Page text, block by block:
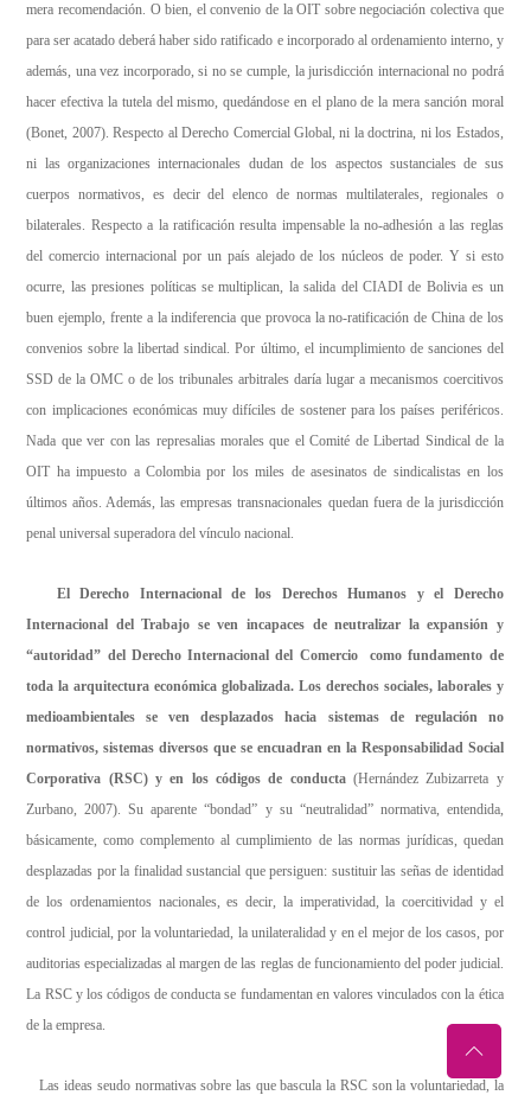
mera recomendación. O bien, el convenio de la OIT sobre negociación colectiva que
para ser acatado deberá haber sido ratificado e incorporado al ordenamiento interno, y
además, una vez incorporado, si no se cumple, la jurisdicción internacional no podrá
hacer efectiva la tutela del mismo, quedándose en el plano de la mera sanción moral
(Bonet, 2007). Respecto al Derecho Comercial Global, ni la doctrina, ni los Estados,
ni las organizaciones internacionales dudan de los aspectos sustanciales de sus
cuerpos normativos, es decir del elenco de normas multilaterales, regionales o
bilaterales. Respecto a la ratificación resulta impensable la no-adhesión a las reglas
del comercio internacional por un país alejado de los núcleos de poder. Y si esto
ocurre, las presiones políticas se multiplican, la salida del CIADI de Bolivia es un
buen ejemplo, frente a la indiferencia que provoca la no-ratificación de China de los
convenios sobre la libertad sindical. Por último, el incumplimiento de sanciones del
SSD de la OMC o de los tribunales arbitrales daría lugar a mecanismos coercitivos
con implicaciones económicas muy difíciles de sostener para los países periféricos.
Nada que ver con las represalias morales que el Comité de Libertad Sindical de la
OIT ha impuesto a Colombia por los miles de asesinatos de sindicalistas en los
últimos años. Además, las empresas transnacionales quedan fuera de la jurisdicción
penal universal superadora del vínculo nacional.
El Derecho Internacional de los Derechos Humanos y el Derecho
Internacional del Trabajo se ven incapaces de neutralizar la expansión y
“autoridad” del Derecho Internacional del Comercio como fundamento de
toda la arquitectura económica globalizada. Los derechos sociales, laborales y
medioambientales se ven desplazados hacia sistemas de regulación no
normativos, sistemas diversos que se encuadran en la Responsabilidad Social
Corporativa (RSC) y en los códigos de conducta (Hernández Zubizarreta y
Zurbano, 2007). Su aparente “bondad” y su “neutralidad” normativa, entendida,
básicamente, como complemento al cumplimiento de las normas jurídicas, quedan
desplazadas por la finalidad sustancial que persiguen: sustituir las señas de identidad
de los ordenamientos nacionales, es decir, la imperatividad, la coercitividad y el
control judicial, por la voluntariedad, la unilateralidad y en el mejor de los casos, por
auditorias especializadas al margen de las reglas de funcionamiento del poder judicial.
La RSC y los códigos de conducta se fundamentan en valores vinculados con la ética
de la empresa.
Las ideas seudo normativas sobre las que bascula la RSC son la voluntariedad, la